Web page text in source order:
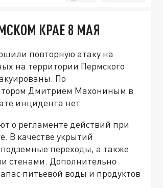
КРАЕ 8 МАЯ
повторную атаку на
на территории Пермского
По
Дмитрием Махониным в
инцидента нет.
о регламенте действий при
В качестве укрытий
переходы, а также
стенами. Дополнительно
питьевой воды и продуктов